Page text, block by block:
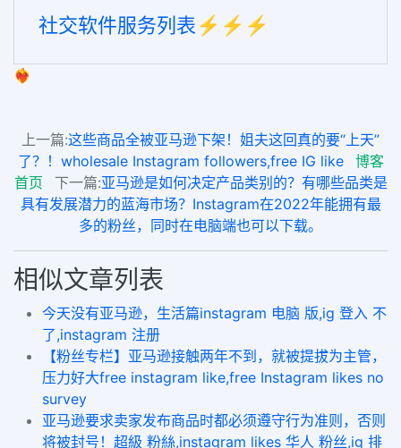
社交软件服务列表⚡️⚡️⚡️
❤️‍🔥
上一篇:这些商品全被亚马逊下架！姐夫这回真的要“上天”
了？！wholesale Instagram followers,free IG like
博客
首页
下一篇:亚马逊是如何决定产品类别的？有哪些品类是
具有发展潜力的蓝海市场？Instagram在2022年能拥有最
多的粉丝，同时在电脑端也可以下载。
相似文章列表
今天没有亚马逊，生活篇instagram 电脑 版,ig 登入 不
了,instagram 注册
【粉丝专栏】亚马逊接触两年不到，就被提拔为主管，
压力好大free instagram like,free Instagram likes no
survey
亚马逊要求卖家发布商品时都必须遵守行为准则，否则
将被封号！超級 粉絲,instagram likes 华人 粉丝,ig 排